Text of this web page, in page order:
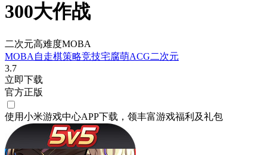
300大作战
二次元高难度MOBA
MOBA 自走棋策略竞技宅腐萌ACG二次元
3.7
立即下载
官方正版
使用小米游戏中心APP下载 ，领丰富游戏福利 及礼包